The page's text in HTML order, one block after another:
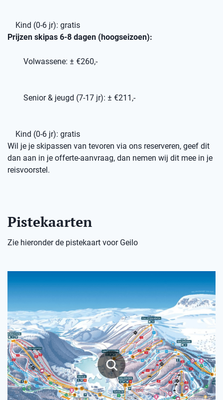
Kind (0-6 jr): gratis
Prijzen skipas 6-8 dagen (hoogseizoen):
Volwassene: ± €260,-
Senior & jeugd (7-17 jr): ± €211,-
Kind (0-6 jr): gratis
Wil je je skipassen van tevoren via ons reserveren, geef dit
dan aan in je offerte-aanvraag, dan nemen wij dit mee in je
reisvoorstel.
Pistekaarten
Zie hieronder de pistekaart voor Geilo